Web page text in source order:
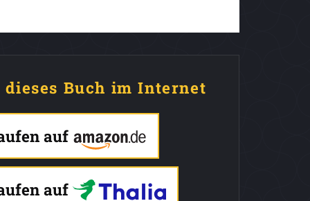
dieses Buch im Internet
auf
auf